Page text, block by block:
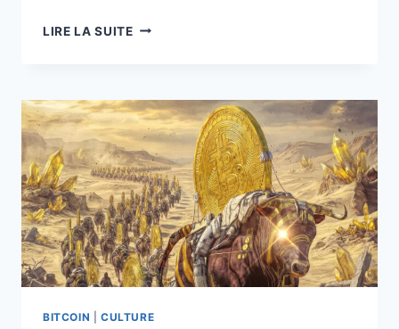
LIRE LA SUITELE
ET
LA
CORRUPTION
DE
BITCOIN
BITCOIN CULTURE